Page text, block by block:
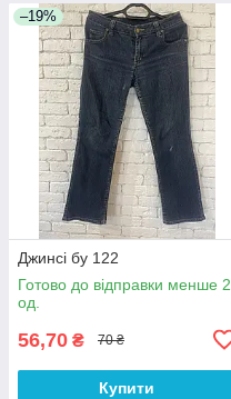
–19%
Джинсі бу 122
Готово до відправки менше 2
од.
56,70 ₴ 70 ₴
Купити